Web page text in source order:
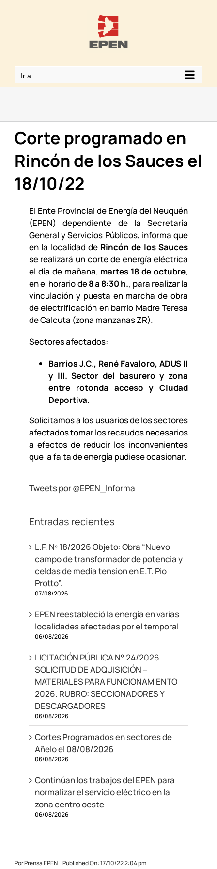
Ir a...
Corte programado en
Rincón de los Sauces el
18/10/22
El Ente Provincial de Energía del Neuquén
(EPEN) dependiente de la Secretaría
General y Servicios Públicos, informa que
en la localidad de Rincón de los Sauces
se realizará un corte de energía eléctrica
el día de mañana, martes 18 de octubre,
en el horario de8 a 8:30 h., para realizar la
vinculación y puesta en marcha de obra
de electrificación en barrio Madre Teresa
de Calcuta (zona manzanas ZR).
Sectores afectados:
Barrios J.C., René Favaloro, ADUS II
y III. Sector del basurero y zona
entre rotonda acceso y Ciudad
Deportiva.
Solicitamos a los usuarios de los sectores
afectados tomar los recaudos necesarios
a efectos de reducir los inconvenientes
que la falta de energía pudiese ocasionar.
Tweets por @EPEN_Informa
Entradas recientes
L.P. Nº 18/2026 Objeto: Obra “Nuevo
campo de transformador de potencia y
celdas de media tension en E.T. Pio
Protto”.
07/08/2026
EPEN reestableció la energía en varias
localidades afectadas por el temporal
06/08/2026
LICITACIÓN PÚBLICA N° 24/2026
SOLICITUD DE ADQUISICIÓN –
MATERIALES PARA FUNCIONAMIENTO
2026. RUBRO: SECCIONADORES Y
DESCARGADORES
06/08/2026
Cortes Programados en sectores de
Añelo el 08/08/2026
06/08/2026
Continúan los trabajos del EPEN para
normalizar el servicio eléctrico en la
zona centro oeste
06/08/2026
PorPrensa EPEN Published On: 17/10/22 2:04 pm